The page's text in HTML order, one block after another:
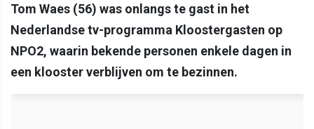
Tom Waes (56) was onlangs te gast in het
Nederlandse tv-programma Kloostergasten op
NPO2, waarin bekende personen enkele dagen in
een klooster verblijven om te bezinnen.